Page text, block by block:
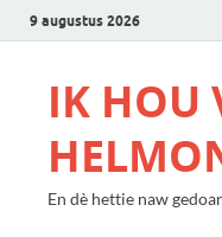
9 augustus 2026
IK HOU
En dè hettie naw